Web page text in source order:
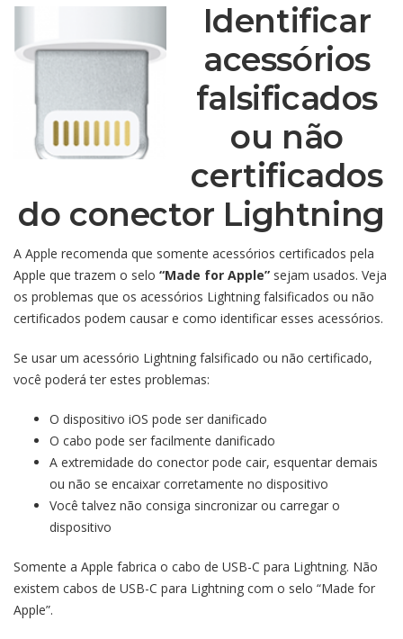
Identificar
acessórios
falsificados
ou não
certificados
do conector Lightning
A Apple recomenda que somente acessórios certificados pela
Apple que trazem o selo “Made for Apple” sejam usados. Veja
os problemas que os acessórios Lightning falsificados ou não
certificados podem causar e como identificar esses acessórios.
Se usar um acessório Lightning falsificado ou não certificado,
você poderá ter estes problemas:
O dispositivo iOS pode ser danificado
O cabo pode ser facilmente danificado
A extremidade do conector pode cair, esquentar demais
ou não se encaixar corretamente no dispositivo
Você talvez não consiga sincronizar ou carregar o
dispositivo
Somente a Apple fabrica o cabo de USB-C para Lightning. Não
existem cabos de USB-C para Lightning com o selo “Made for
Apple”.